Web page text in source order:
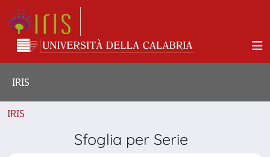
IRIS
IRIS
Sfoglia per Serie